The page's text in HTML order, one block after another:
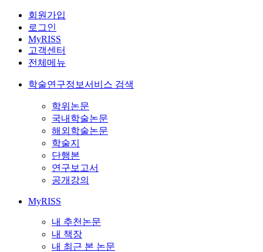
회원가입
로그인
MyRISS
고객센터
전체메뉴
학술연구정보서비스 검색
학위논문
국내학술논문
해외학술논문
학술지
단행본
연구보고서
공개강의
MyRISS
내 추천논문
내 책장
내 최근 본 논문